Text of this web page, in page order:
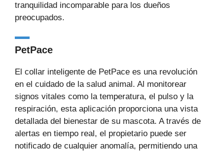
tranquilidad incomparable para los dueños
preocupados.
PetPace
El collar inteligente de PetPace es una revolución
en el cuidado de la salud animal. Al monitorear
signos vitales como la temperatura, el pulso y la
respiración, esta aplicación proporciona una vista
detallada del bienestar de su mascota. A través de
alertas en tiempo real, el propietario puede ser
notificado de cualquier anomalía, permitiendo una